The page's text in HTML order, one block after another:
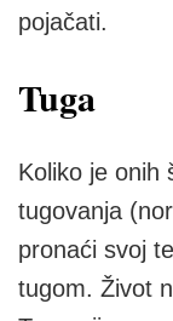
pojačati.
Tuga
Koliko je onih
tugovanja
pronaći svoj
tugom. Život